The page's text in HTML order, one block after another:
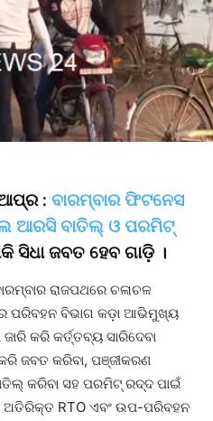
: ବାରମ୍ବାର ଫିଟନେସ
ଆରସି ବାତିଲ୍ ଓ ପରମିଟ୍
ସିଧା ଜବତ ହେବ ଗାଡ଼ି ।
ରାଜପଥରେ ଚଳାଚଳ
ପରିବହନ ବିଭାଗ କଡ଼ା ଆଭିମୁଖ୍ୟ
କରି କର୍ତ୍ତବ୍ୟ ସାରିଦେବା
ଜବତ କରିବା, ପଞ୍ଜୀକରଣ
କରିବା ସହ ପରମିଟ୍ ରଦ୍ଦ ପାଇଁ
ଅତିରିକ୍ତ RTO ଏବଂ ଉପ-ପରିବହନ